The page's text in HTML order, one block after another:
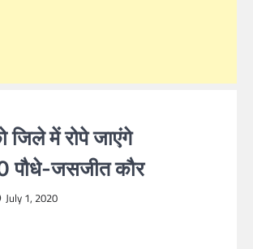
जिले में रोपे जाएंगे
पौधे-जसजीत कौर
July 1, 2020